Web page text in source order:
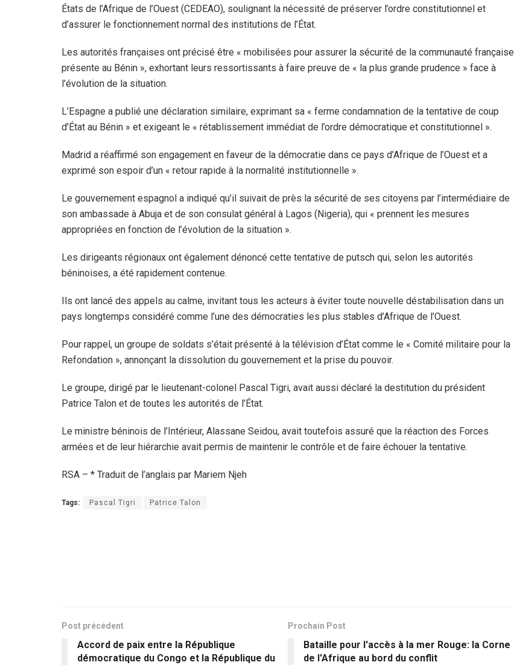
États de l’Afrique de l’Ouest (CEDEAO), soulignant la nécessité de préserver l’ordre constitutionnel et
d’assurer le fonctionnement normal des institutions de l’État.
Les autorités françaises ont précisé être « mobilisées pour assurer la sécurité de la communauté française
présente au Bénin », exhortant leurs ressortissants à faire preuve de « la plus grande prudence » face à
l’évolution de la situation.
L’Espagne a publié une déclaration similaire, exprimant sa « ferme condamnation de la tentative de coup
d’État au Bénin » et exigeant le « rétablissement immédiat de l’ordre démocratique et constitutionnel ».
Madrid a réaffirmé son engagement en faveur de la démocratie dans ce pays d’Afrique de l’Ouest et a
exprimé son espoir d’un « retour rapide à la normalité institutionnelle ».
Le gouvernement espagnol a indiqué qu’il suivait de près la sécurité de ses citoyens par l’intermédiaire de
son ambassade à Abuja et de son consulat général à Lagos (Nigeria), qui « prennent les mesures
appropriées en fonction de l’évolution de la situation ».
Les dirigeants régionaux ont également dénoncé cette tentative de putsch qui, selon les autorités
béninoises, a été rapidement contenue.
Ils ont lancé des appels au calme, invitant tous les acteurs à éviter toute nouvelle déstabilisation dans un
pays longtemps considéré comme l’une des démocraties les plus stables d’Afrique de l’Ouest.
Pour rappel, un groupe de soldats s’était présenté à la télévision d’État comme le « Comité militaire pour la
Refondation », annonçant la dissolution du gouvernement et la prise du pouvoir.
Le groupe, dirigé par le lieutenant-colonel Pascal Tigri, avait aussi déclaré la destitution du président
Patrice Talon et de toutes les autorités de l’État.
Le ministre béninois de l’Intérieur, Alassane Seidou, avait toutefois assuré que la réaction des Forces
armées et de leur hiérarchie avait permis de maintenir le contrôle et de faire échouer la tentative.
RSA – * Traduit de l’anglais par Mariem Njeh
Tags: Pascal Tigri Patrice Talon
Post précédent
Accord de paix entre la République
démocratique du Congo et la République du
Prochain Post
Bataille pour l'accès à la mer Rouge: la Corne
de l'Afrique au bord du conflit